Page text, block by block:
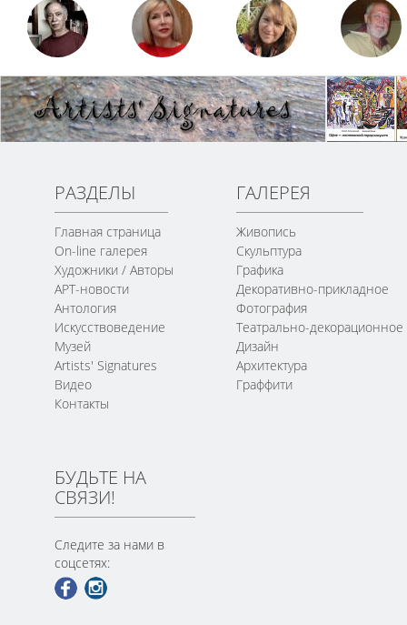
РАЗДЕЛЫ
Главная страница
On-line галерея
Художники / Авторы
АРТ-новости
Антология
Искусствоведение
Музей
Artists' Signatures
Видео
Контакты
ГАЛЕРЕЯ
Живопись
Скульптура
Графика
Декоративно-прикладное
Фотография
Театрально-декорационное
Дизайн
Архитектура
Граффити
БУДЬТЕ НА
СВЯЗИ!
Следите за нами в
соцсетях: